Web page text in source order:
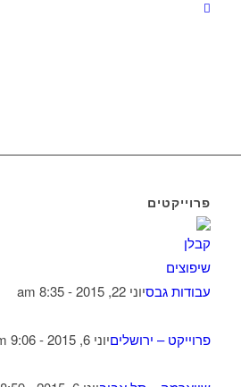
פרוייקטים
עבודות גבסיוני 22, 2015 - 8:35 am
פרוייקט – ירושליםיוני 6, 2015 - 9:06 pm